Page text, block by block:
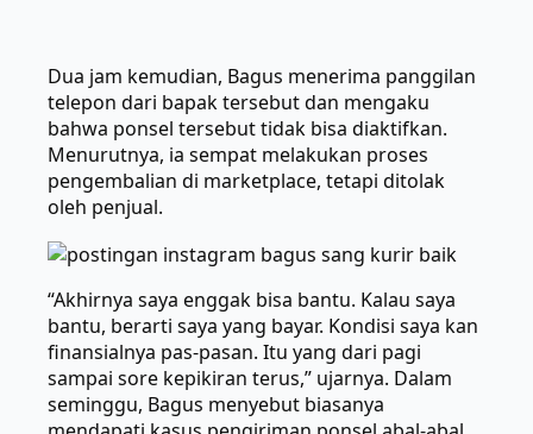
Dua jam kemudian, Bagus menerima panggilan
telepon dari bapak tersebut dan mengaku
bahwa ponsel tersebut tidak bisa diaktifkan.
Menurutnya, ia sempat melakukan proses
pengembalian di marketplace, tetapi ditolak
oleh penjual.
“Akhirnya saya enggak bisa bantu. Kalau saya
bantu, berarti saya yang bayar. Kondisi saya kan
finansialnya pas-pasan. Itu yang dari pagi
sampai sore kepikiran terus,” ujarnya. Dalam
seminggu, Bagus menyebut biasanya